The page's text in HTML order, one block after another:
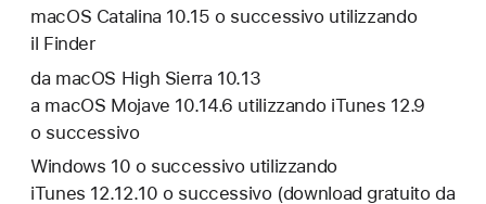
macOS Catalina 10.15 o successivo utilizzando
il Finder
da macOS High Sierra 10.13
a macOS Mojave 10.14.6 utilizzando iTunes 12.9
o successivo
Windows 10 o successivo utilizzando
iTunes 12.12.10 o successivo (download gratuito da